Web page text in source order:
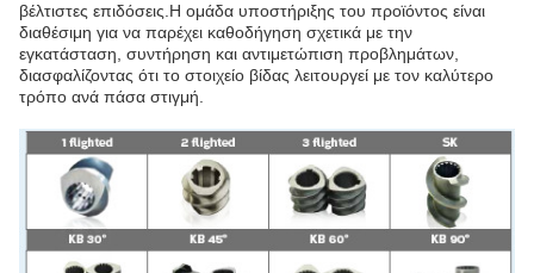
βέλτιστες επιδόσεις.Η ομάδα υποστήριξης του προϊόντος είναι
διαθέσιμη για να παρέχει καθοδήγηση σχετικά με την
εγκατάσταση, συντήρηση και αντιμετώπιση προβλημάτων,
διασφαλίζοντας ότι το στοιχείο βίδας λειτουργεί με τον καλύτερο
τρόπο ανά πάσα στιγμή.